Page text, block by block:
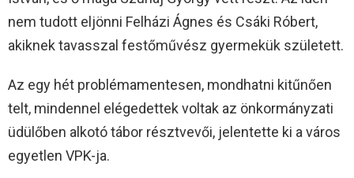
nem tudott eljönni Felházi Ágnes és Csáki Róbert,
akiknek tavasszal festőművész gyermekük született.
Az egy hét problémamentesen, mondhatni kitűnően
telt, mindennel elégedettek voltak az önkormányzati
üdülőben alkotó tábor résztvevői, jelentette ki a város
egyetlen VPK-ja.